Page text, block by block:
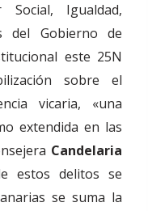
Igualdad,
del Gobierno de
este 25N
sobre el
vicaria, «una
extendida en las
Candelaria
estos delitos se
se suma la